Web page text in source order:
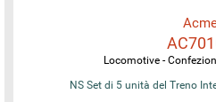
Locomotive -
NS Set di 5 unità del Treno